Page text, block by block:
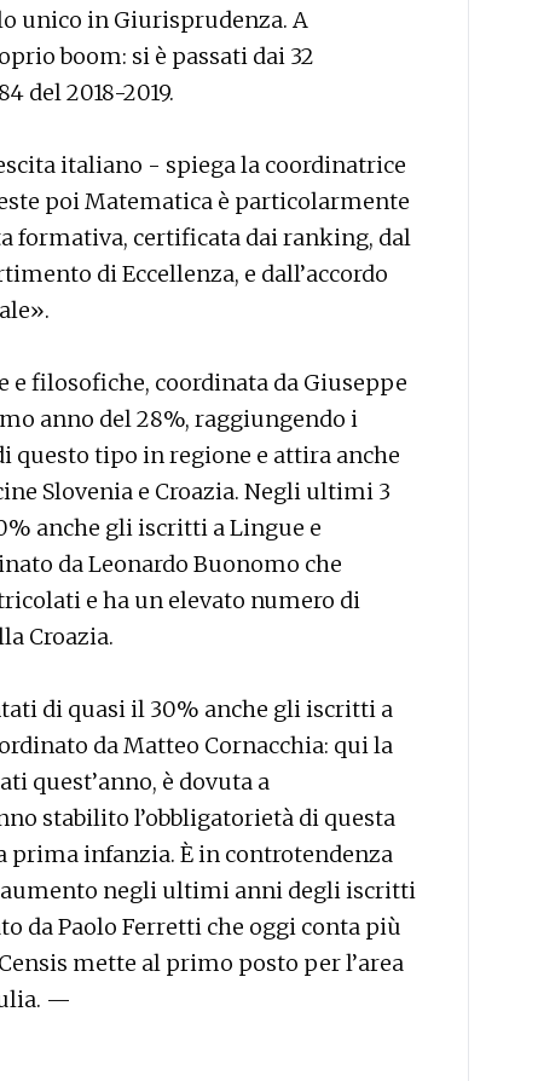
unico in Giurisprudenza. A
boom: si è passati dai 32
del 2018-2019.
italiano - spiega la coordinatrice
poi Matematica è particolarmente
formativa, certificata dai ranking, dal
di Eccellenza, e dall’accordo
filosofiche, coordinata da Giuseppe
anno del 28%, raggiungendo i
questo tipo in regione e attira anche
Slovenia e Croazia. Negli ultimi 3
anche gli iscritti a Lingue e
da Leonardo Buonomo che
e ha un elevato numero di
Croazia.
di quasi il 30% anche gli iscritti a
da Matteo Cornacchia: qui la
quest’anno, è dovuta a
stabilito l’obbligatorietà di questa
prima infanzia. È in controtendenza
negli ultimi anni degli iscritti
da Paolo Ferretti che oggi conta più
mette al primo posto per l’area
—